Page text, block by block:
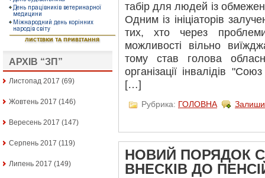
АРХІВ “ЗП”
Листопад 2017 (69)
Жовтень 2017 (146)
Вересень 2017 (147)
Серпень 2017 (119)
Липень 2017 (149)
табір для людей із
Одним із ініціаторів
тих, хто через
можливості вільно
тому став голова
організації інвалідів
[…]
Рубрика: ГОЛОВНА
НОВИЙ ПОРЯДОК
ВНЕСКІВ ДО